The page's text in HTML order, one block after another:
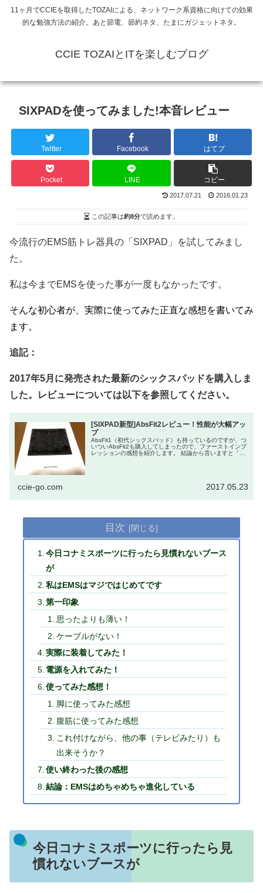
11ヶ月でCCIEを取得したTOZAIによる、ネットワーク系資格に向けての効果
的な勉強方法の紹介。あと節電、節約ネタ、たまにガジェットネタ。
CCIE TOZAIとITを楽しむブログ
SIXPADを使ってみました!本音レビュー
Twitter Facebook はてブ
Pocket LINE コピー
2017.07.21 2016.01.23
この記事は約8分で読めます。
今流行のEMS筋トレ器具の「SIXPAD」を試してみまし
た。
私は今までEMSを使った事が一度もなかったです。
そんな初心者が、実際に使ってみた正直な感想を書いてみ
ます。
追記：
2017年5月に発売された最新のシックスパッドを購入しま
した。レビューについては以下を参照してください。
[SIXPAD新型]AbsFit2レビュー！性能が大幅アッ
プ
AbsFit1（初代シックスパッド）も持っているのですが、つ
いついAbsFit2も購入してしまったので、ファーストインプ
レッションの感想を紹介します。 結論から言いますと「想
ccie-go.com 2017.05.23
目次
今日コナミスポーツに行ったら見慣れないブース
が
私はEMSはマジではじめてです
第一印象
思ったよりも薄い！
ケーブルがない！
実際に装着してみた！
電源を入れてみた！
使ってみた感想！
脚に使ってみた感想
腹筋に使ってみた感想
これ付けながら、他の事（テレビみたり）も
出来そうか？
使い終わった後の感想
結論：EMSはめちゃめちゃ進化している
今日コナミスポーツに行ったら見
慣れないブースが